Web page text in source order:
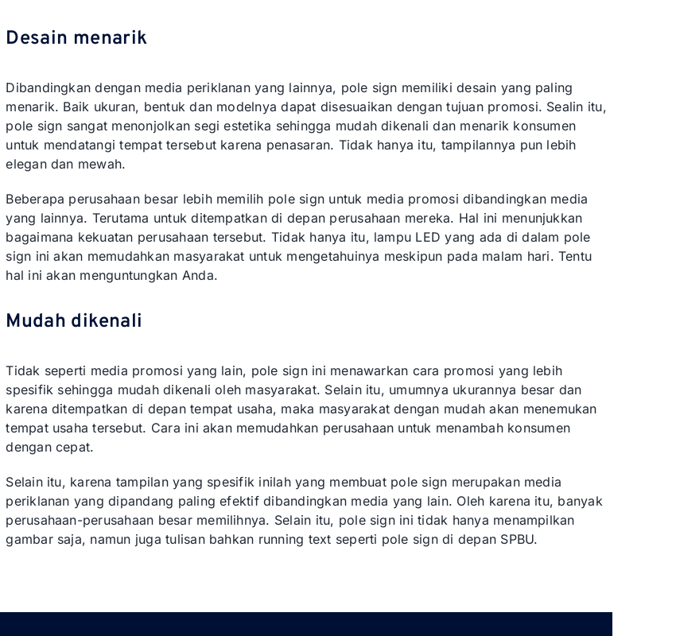
Desain menarik
Dibandingkan dengan media periklanan yang lainnya, pole sign memiliki desain yang paling
menarik. Baik ukuran, bentuk dan modelnya dapat disesuaikan dengan tujuan promosi. Sealin itu,
pole sign sangat menonjolkan segi estetika sehingga mudah dikenali dan menarik konsumen
untuk mendatangi tempat tersebut karena penasaran. Tidak hanya itu, tampilannya pun lebih
elegan dan mewah.
Beberapa perusahaan besar lebih memilih pole sign untuk media promosi dibandingkan media
yang lainnya. Terutama untuk ditempatkan di depan perusahaan mereka. Hal ini menunjukkan
bagaimana kekuatan perusahaan tersebut. Tidak hanya itu, lampu LED yang ada di dalam pole
sign ini akan memudahkan masyarakat untuk mengetahuinya meskipun pada malam hari. Tentu
hal ini akan menguntungkan Anda.
Mudah dikenali
Tidak seperti media promosi yang lain, pole sign ini menawarkan cara promosi yang lebih
spesifik sehingga mudah dikenali oleh masyarakat. Selain itu, umumnya ukurannya besar dan
karena ditempatkan di depan tempat usaha, maka masyarakat dengan mudah akan menemukan
tempat usaha tersebut. Cara ini akan memudahkan perusahaan untuk menambah konsumen
dengan cepat.
Selain itu, karena tampilan yang spesifik inilah yang membuat pole sign merupakan media
periklanan yang dipandang paling efektif dibandingkan media yang lain. Oleh karena itu, banyak
perusahaan-perusahaan besar memilihnya. Selain itu, pole sign ini tidak hanya menampilkan
gambar saja, namun juga tulisan bahkan running text seperti pole sign di depan SPBU.